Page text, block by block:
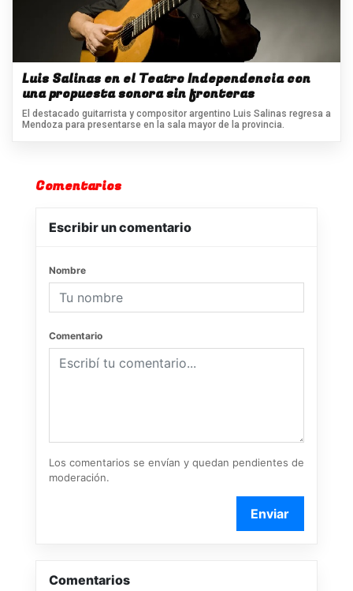
Luis Salinas en el Teatro Independencia con
una propuesta sonora sin fronteras
El destacado guitarrista y compositor argentino Luis Salinas regresa a
Mendoza para presentarse en la sala mayor de la provincia.
Comentarios
Escribir un comentario
Nombre
Comentario
Los comentarios se envían y quedan pendientes de
moderación.
Enviar
Comentarios